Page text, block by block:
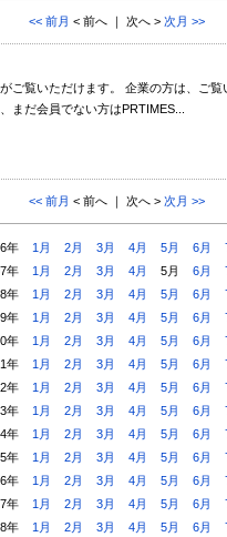
<< 前月 < 前へ ｜ 次へ > 次月 >>
ご覧いただけます。 企業の方は、ご
まだ会員でない方はPRTIMES...
<< 前月 < 前へ ｜ 次へ > 次月 >>
年 1月 2月 3月 4月 5月 6月
年
1月 2月 3月 4月 5月 6月
年
1月 2月 3月 4月 5月 6月
年
1月 2月 3月 4月 5月 6月
年
1月 2月 3月 4月 5月 6月
年
1月 2月 3月 4月 5月 6月
年
1月 2月 3月 4月 5月 6月
年
1月 2月 3月 4月 5月 6月
年
1月 2月 3月 4月 5月 6月
年
1月 2月 3月 4月 5月 6月
年
1月 2月 3月 4月 5月 6月
年
1月 2月 3月 4月 5月 6月
年
1月 2月 3月 4月 5月 6月